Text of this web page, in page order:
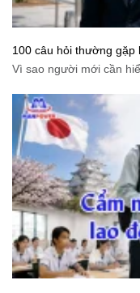
100 câu hỏi thường gặp
hiểu cho người mới bắt
Vì sao người mới cần